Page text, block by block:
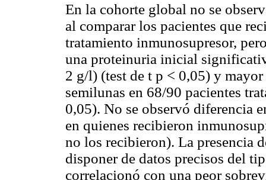
En la cohorte global no se
al comparar los pacientes que
tratamiento inmunosupresor,
una proteinuria inicial
2 g/l) (test de t p < 0,05) y
semilunas en 68/90 pacientes
0,05). No se observó diferencia
en quienes recibieron
no los recibieron). La presencia
disponer de datos precisos del
correlacionó con una peor